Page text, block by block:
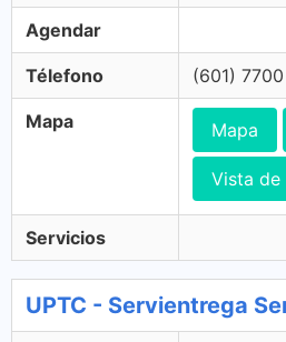
Agendar
Télefono (601)
Mapa Mapa
Vista de
Servicios
UPTC - Servientrega